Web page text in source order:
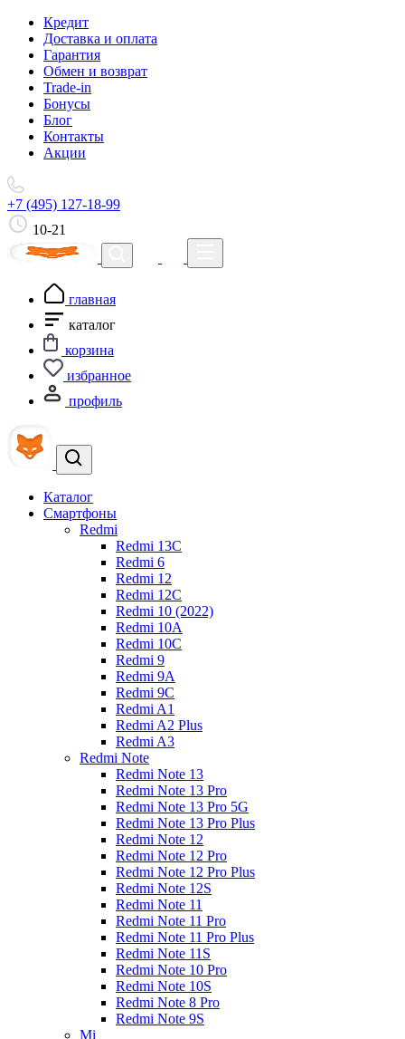
Кредит
Доставка и оплата
Гарантия
Обмен и возврат
Trade-in
Бонусы
Блог
Контакты
Акции
+7 (495) 127-18-99
10-21
главная
каталог
корзина
избранное
профиль
Каталог
Смартфоны
Redmi
Redmi 13C
Redmi 6
Redmi 12
Redmi 12C
Redmi 10 (2022)
Redmi 10A
Redmi 10C
Redmi 9
Redmi 9A
Redmi 9C
Redmi A1
Redmi A2 Plus
Redmi A3
Redmi Note
Redmi Note 13
Redmi Note 13 Pro
Redmi Note 13 Pro 5G
Redmi Note 13 Pro Plus
Redmi Note 12
Redmi Note 12 Pro
Redmi Note 12 Pro Plus
Redmi Note 12S
Redmi Note 11
Redmi Note 11 Pro
Redmi Note 11 Pro Plus
Redmi Note 11S
Redmi Note 10 Pro
Redmi Note 10S
Redmi Note 8 Pro
Redmi Note 9S
Mi